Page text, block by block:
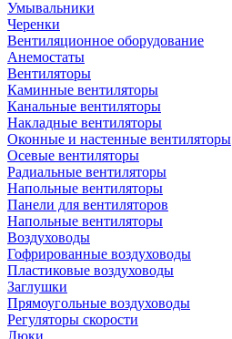
Умывальники
Черенки
Вентиляционное оборудование
Анемостаты
Вентиляторы
Каминные вентиляторы
Канальные вентиляторы
Накладные вентиляторы
Оконные и настенные вентиляторы
Осевые вентиляторы
Радиальные вентиляторы
Напольные вентиляторы
Панели для вентиляторов
Напольные вентиляторы
Воздуховоды
Гофрированные воздуховоды
Пластиковые воздуховоды
Заглушки
Прямоугольные воздуховоды
Регуляторы скорости
Люки